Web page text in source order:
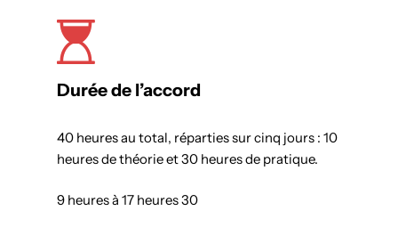
Durée de l’accord
40 heures au total, réparties sur cinq jours : 10
heures de théorie et 30 heures de pratique.
9 heures à 17 heures 30